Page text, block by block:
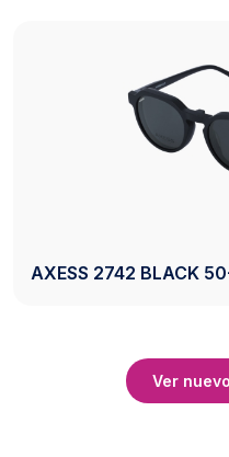
AXESS 2742 BLACK
Ver